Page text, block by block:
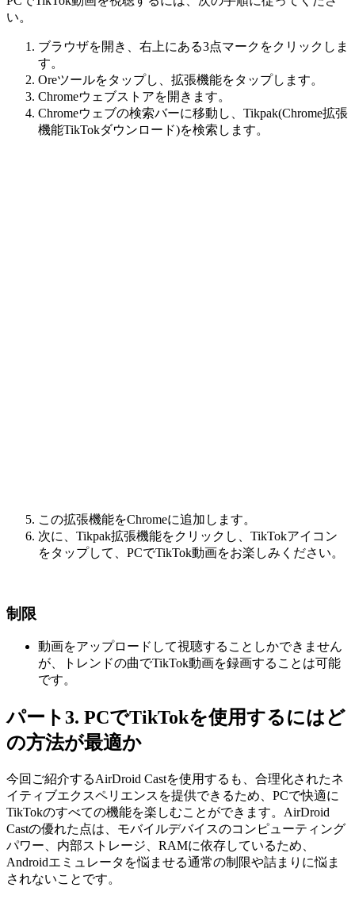
い。
ブラウザを開き、右上にある3点マークをクリックしま
す。
Oreツールをタップし、拡張機能をタップします。
Chromeウェブストアを開きます。
Chromeウェブの検索バーに移動し、Tikpak(Chrome拡張
機能TikTokダウンロード)を検索します。
この拡張機能をChromeに追加します。
次に、Tikpak拡張機能をクリックし、TikTokアイコン
をタップして、PCでTikTok動画をお楽しみください。
制限
動画をアップロードして視聴することしかできません
が、トレンドの曲でTikTok動画を録画することは可能
です。
パート3. PCでTikTokを使用するにはど
の方法が最適か
今回ご紹介するAirDroid Castを使用するも、合理化されたネ
イティブエクスペリエンスを提供できるため、PCで快適に
TikTokのすべての機能を楽しむことができます。AirDroid
Castの優れた点は、モバイルデバイスのコンピューティング
パワー、内部ストレージ、RAMに依存しているため、
Androidエミュレータを悩ませる通常の制限や詰まりに悩ま
されないことです。